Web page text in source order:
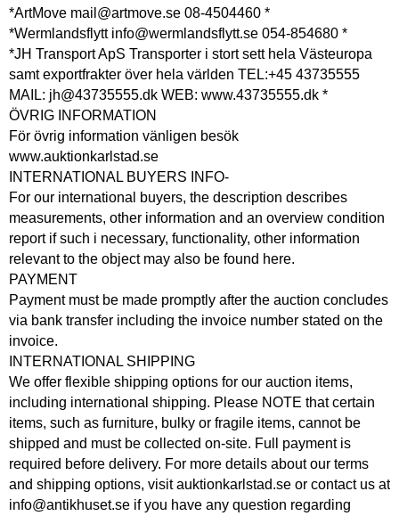
*ArtMove mail@artmove.se 08-4504460 *
*Wermlandsflytt info@wermlandsflytt.se 054-854680 *
*JH Transport ApS Transporter i stort sett hela Västeuropa
samt exportfrakter över hela världen TEL:+45 43735555
MAIL: jh@43735555.dk WEB: www.43735555.dk *
ÖVRIG INFORMATION
För övrig information vänligen besök
www.auktionkarlstad.se
INTERNATIONAL BUYERS INFO-
For our international buyers, the description describes
measurements, other information and an overview condition
report if such i necessary, functionality, other information
relevant to the object may also be found here.
PAYMENT
Payment must be made promptly after the auction concludes
via bank transfer including the invoice number stated on the
invoice.
INTERNATIONAL SHIPPING
We offer flexible shipping options for our auction items,
including international shipping. Please NOTE that certain
items, such as furniture, bulky or fragile items, cannot be
shipped and must be collected on-site. Full payment is
required before delivery. For more details about our terms
and shipping options, visit auktionkarlstad.se or contact us at
info@antikhuset.se if you have any question regarding